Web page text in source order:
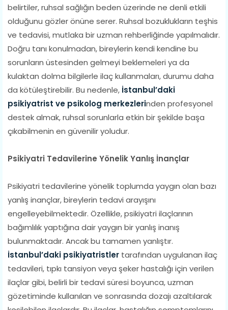
belirtiler, ruhsal sağlığın beden üzerinde ne denli etkili
olduğunu gözler önüne serer. Ruhsal bozuklukların teşhis
ve tedavisi, mutlaka bir uzman rehberliğinde yapılmalıdır.
Doğru tanı konulmadan, bireylerin kendi kendine bu
sorunların üstesinden gelmeyi beklemeleri ya da
kulaktan dolma bilgilerle ilaç kullanmaları, durumu daha
da kötüleştirebilir. Bu nedenle, İstanbul’daki
psikiyatrist ve psikolog merkezlerinden profesyonel
destek almak, ruhsal sorunlarla etkin bir şekilde başa
çıkabilmenin en güvenilir yoludur.
Psikiyatri Tedavilerine Yönelik Yanlış İnançlar
Psikiyatri tedavilerine yönelik toplumda yaygın olan bazı
yanlış inançlar, bireylerin tedavi arayışını
engelleyebilmektedir. Özellikle, psikiyatri ilaçlarının
bağımlılık yaptığına dair yaygın bir yanlış inanış
bulunmaktadır. Ancak bu tamamen yanlıştır.
İstanbul’daki psikiyatristler tarafından uygulanan ilaç
tedavileri, tıpkı tansiyon veya şeker hastalığı için verilen
ilaçlar gibi, belirli bir tedavi süresi boyunca, uzman
gözetiminde kullanılan ve sonrasında dozajı azaltılarak